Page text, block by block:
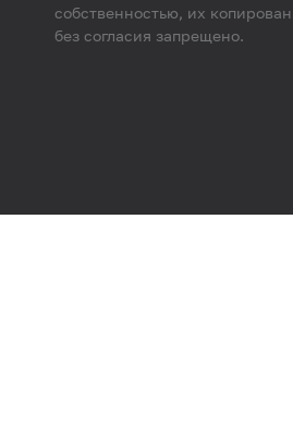
собственностью, их
без согласия запрещено.